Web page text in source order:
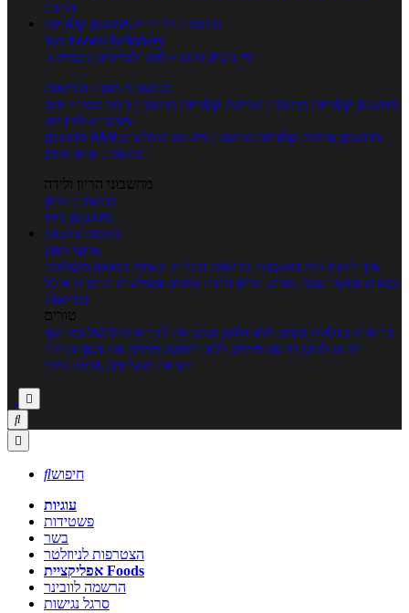
הרבה
מחשבון קלוריות מחשבון קלוריות
מנוי FoodsDictionary
5 ימי ניסיון חינם - לחצו לפרטים נוספים
מחשבוני תזונה ובריאות
מחשבון קלוריות מחשבון שריפת קלוריות מחשבון דופק מטרה יחס
מותניים לירכיים
מחשבון BMI
מחשבון צריכת קלוריות מחשבון מינונים מומלצים
מחשבון אחוז שומן
מחשבוני הריון ולידה
מחשבון הריון
מחשבון ביוץ
כתבות כתבות
ערוצי תוכן
איך להכין בית ומשפחה בריאות מחלות ובעיות רפואה משלימה
ספורט וכושר גופני נשים, הריון ולידה טיפים והמלצות חדשות אוכל
ובריאות
טורים
בריאות בצלחת טעים ללא גלוטן טבעונות לבריאות לבשל כמו שף
תזונה לבטן רגועה מרזים ללא דיאטה מזיזים את הגוף הרזיה
ורפואה משלימה גורמה ביתי



חיפוש
עוגיות
פשטידות
בשר
הצטרפות לניוזלטר
אפליקציית Foods
הרשמה לוובינר
סרגל נגישות